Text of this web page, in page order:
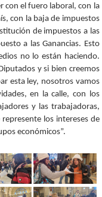
con el fuero laboral, con la
con la baja de impuestos
de impuestos a las
a las Ganancias. Esto
no lo están haciendo.
y si bien creemos
esta ley, nosotros vamos
en la calle, con los
y las trabajadoras,
los intereses de
económicos”.